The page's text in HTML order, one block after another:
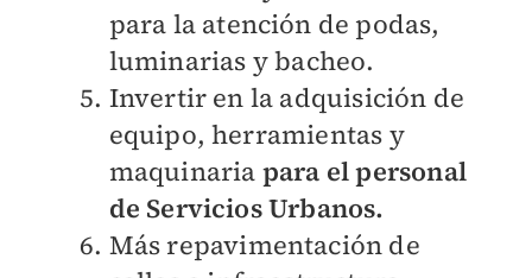
para la atención de podas,
luminarias ybacheo.
Invertir en la adquisición de
equipo, herramientas y
maquinaria para elpersonal
de Servicios Urbanos.
Más repavimentación de